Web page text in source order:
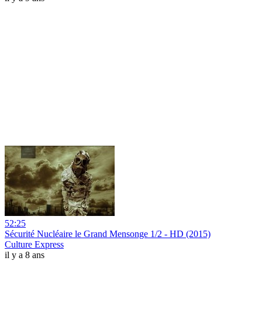
52:25
Sécurité Nucléaire le Grand Mensonge 1/2 - HD (2015)
Culture Express
il y a 8 ans